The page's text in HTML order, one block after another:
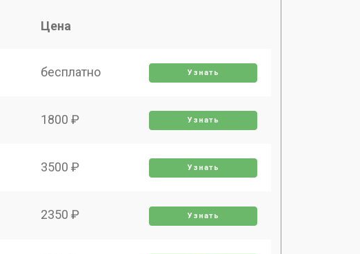
Цена
бесплатно Узнать
1800 ₽ Узнать
3500 ₽ Узнать
2350 ₽ Узнать